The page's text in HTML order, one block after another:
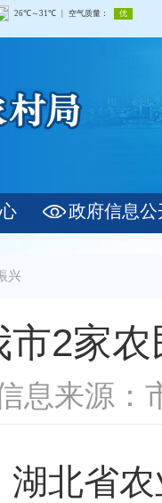
政府信息公
兴
市2家
息来源：
省农